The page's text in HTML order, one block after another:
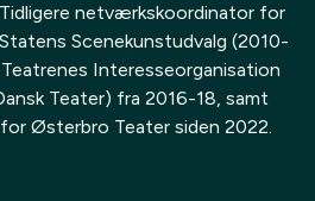
netværkskoordinator for
Scenekunstudvalg (2010-
Interesseorganisation
Teater) fra 2016-18, samt
Østerbro Teater siden 2022.